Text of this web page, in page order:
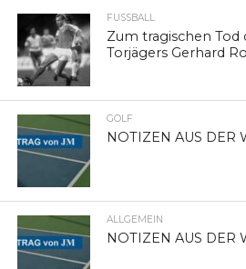
FUSSBALL
Zum tragischen Tod
Torjägers Gerhard
GOLF
NOTIZEN AUS DER
ALLGEMEIN
NOTIZEN AUS DER